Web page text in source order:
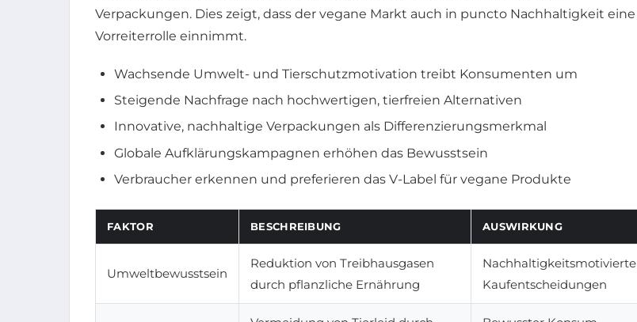
Verpackungen. Dies zeigt, dass der vegane Markt auch in puncto Nachhaltigkeit eine
Vorreiterrolle einnimmt.
Wachsende Umwelt- und Tierschutzmotivation treibt Konsumenten um
Steigende Nachfrage nach hochwertigen, tierfreien Alternativen
Innovative, nachhaltige Verpackungen als Differenzierungsmerkmal
Globale Aufklärungskampagnen erhöhen das Bewusstsein
Verbraucher erkennen und preferieren das V-Label für vegane Produkte
FAKTOR BESCHREIBUNG AUSWIRKUNG
Umweltbewusstsein
Reduktion von Treibhausgasen
durch pflanzliche Ernährung
Nachhaltigkeitsmotivierte
Kaufentscheidungen